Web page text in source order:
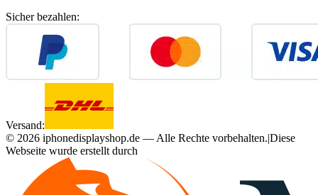
Sicher bezahlen:
Versand:
© 2026 iphonedisplayshop.de — Alle Rechte vorbehalten.|Diese
Webseite wurde erstellt durch